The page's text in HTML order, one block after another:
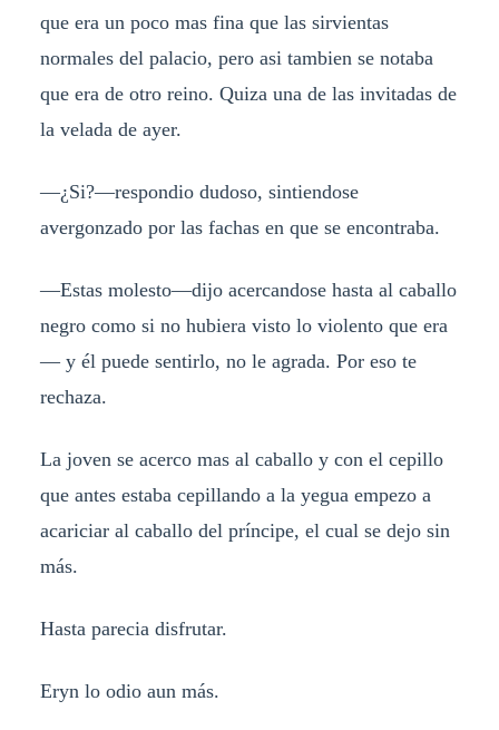
que era un poco mas fina que las sirvientas
normales del palacio, pero asi tambien se notaba
que era de otro reino. Quiza una de las invitadas de
la velada de ayer.
—¿Si?—respondio dudoso, sintiendose
avergonzado por las fachas en que se encontraba.
—Estas molesto—dijo acercandose hasta al caballo
negro como si no hubiera visto lo violento que era
— y él puede sentirlo, no le agrada. Por eso te
rechaza.
La joven se acerco mas al caballo y con el cepillo
que antes estaba cepillando a la yegua empezo a
acariciar al caballo del príncipe, el cual se dejo sin
más.
Hasta parecia disfrutar.
Eryn lo odio aun más.